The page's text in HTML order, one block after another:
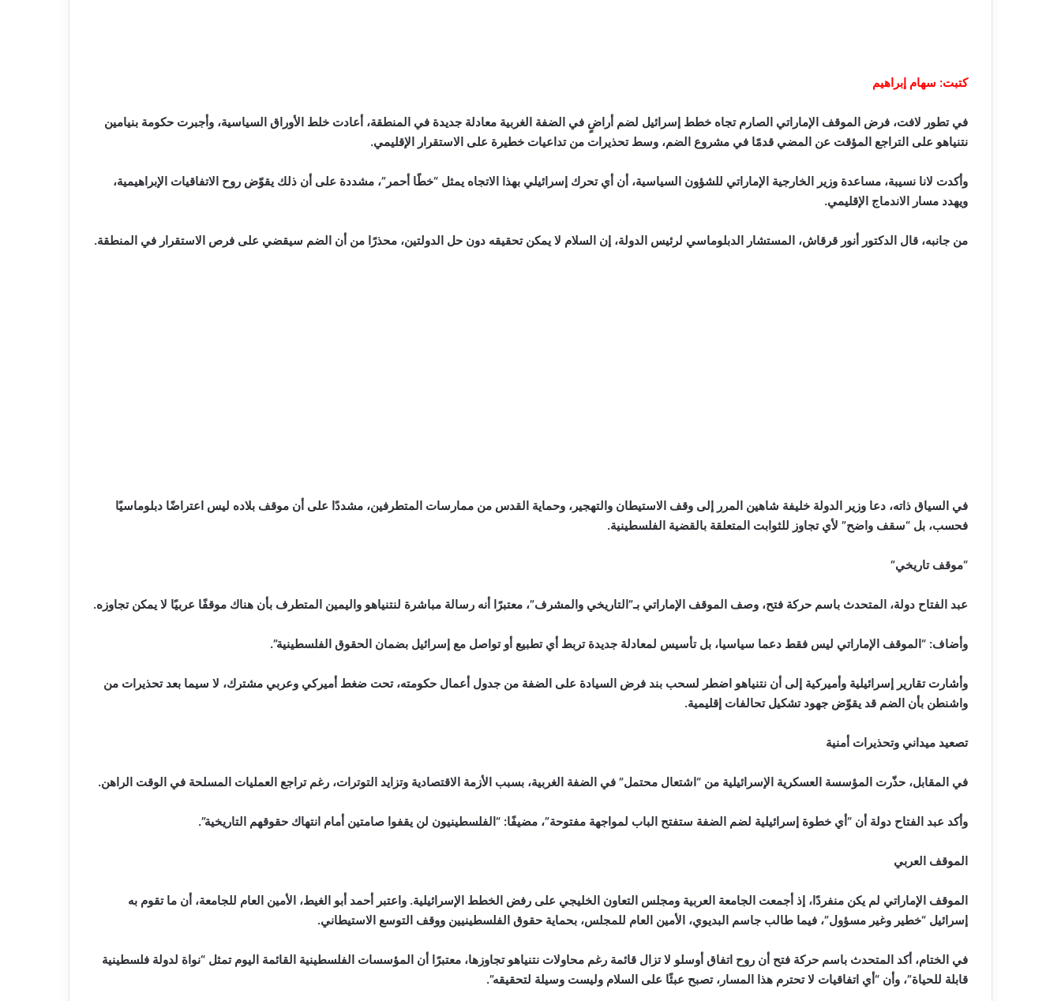
كتبت: سهام إبراهيم
في تطور لافت، فرض الموقف الإماراتي الصارم تجاه خطط إسرائيل لضم أراضٍ في الضفة الغربية معادلة جديدة في المنطقة، أعادت خلط الأوراق السياسية، وأجبرت حكومة بنيامين
نتنياهو على التراجع المؤقت عن المضي قدمًا في مشروع الضم، وسط تحذيرات من تداعيات خطيرة على الاستقرار الإقليمي.
وأكدت لانا نسيبة، مساعدة وزير الخارجية الإماراتي للشؤون السياسية، أن أي تحرك إسرائيلي بهذا الاتجاه يمثل “خطًا أحمر”، مشددة على أن ذلك يقوّض روح الاتفاقيات الإبراهيمية،
ويهدد مسار الاندماج الإقليمي.
من جانبه، قال الدكتور أنور قرقاش، المستشار الدبلوماسي لرئيس الدولة، إن السلام لا يمكن تحقيقه دون حل الدولتين، محذرًا من أن الضم سيقضي على فرص الاستقرار في المنطقة.
في السياق ذاته، دعا وزير الدولة خليفة شاهين المرر إلى وقف الاستيطان والتهجير، وحماية القدس من ممارسات المتطرفين، مشددًا على أن موقف بلاده ليس اعتراضًا دبلوماسيًا
فحسب، بل “سقف واضح” لأي تجاوز للثوابت المتعلقة بالقضية الفلسطينية.
“موقف تاريخي”
عبد الفتاح دولة، المتحدث باسم حركة فتح، وصف الموقف الإماراتي بـ”التاريخي والمشرف”، معتبرًا أنه رسالة مباشرة لنتنياهو واليمين المتطرف بأن هناك موقفًا عربيًا لا يمكن تجاوزه.
وأضاف: “الموقف الإماراتي ليس فقط دعما سياسيا، بل تأسيس لمعادلة جديدة تربط أي تطبيع أو تواصل مع إسرائيل بضمان الحقوق الفلسطينية”.
وأشارت تقارير إسرائيلية وأميركية إلى أن نتنياهو اضطر لسحب بند فرض السيادة على الضفة من جدول أعمال حكومته، تحت ضغط أميركي وعربي مشترك، لا سيما بعد تحذيرات من
واشنطن بأن الضم قد يقوّض جهود تشكيل تحالفات إقليمية.
تصعيد ميداني وتحذيرات أمنية
في المقابل، حذّرت المؤسسة العسكرية الإسرائيلية من “اشتعال محتمل” في الضفة الغربية، بسبب الأزمة الاقتصادية وتزايد التوترات، رغم تراجع العمليات المسلحة في الوقت الراهن.
وأكد عبد الفتاح دولة أن “أي خطوة إسرائيلية لضم الضفة ستفتح الباب لمواجهة مفتوحة”، مضيفًا: “الفلسطينيون لن يقفوا صامتين أمام انتهاك حقوقهم التاريخية”.
الموقف العربي
الموقف الإماراتي لم يكن منفردًا، إذ أجمعت الجامعة العربية ومجلس التعاون الخليجي على رفض الخطط الإسرائيلية. واعتبر أحمد أبو الغيط، الأمين العام للجامعة، أن ما تقوم به
إسرائيل “خطير وغير مسؤول”، فيما طالب جاسم البديوي، الأمين العام للمجلس، بحماية حقوق الفلسطينيين ووقف التوسع الاستيطاني.
في الختام، أكد المتحدث باسم حركة فتح أن روح اتفاق أوسلو لا تزال قائمة رغم محاولات نتنياهو تجاوزها، معتبرًا أن المؤسسات الفلسطينية القائمة اليوم تمثل “نواة لدولة فلسطينية
قابلة للحياة”، وأن “أي اتفاقيات لا تحترم هذا المسار، تصبح عبئًا على السلام وليست وسيلة لتحقيقه”.